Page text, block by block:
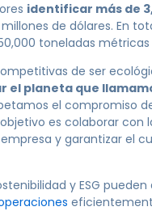
identificar más de
de dólares. En
toneladas métricas
de ser
el planeta que
el compromiso
es colaborar con
y garantizar el
y ESG